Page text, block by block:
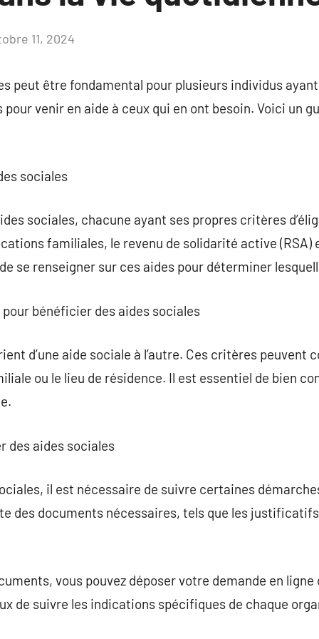
11, 2024
peut être fondamental pour plusieurs individus
venir en aide à ceux qui en ont besoin. Voici un
sociales
sociales, chacune ayant ses propres critères
familiales, le revenu de solidarité active (RSA)
se renseigner sur ces aides pour déterminer
bénéficier des aides sociales
d’une aide sociale à l’autre. Ces critères peuvent
ou le lieu de résidence. Il est essentiel de bien
des aides sociales
il est nécessaire de suivre certaines
des documents nécessaires, tels que les
vous pouvez déposer votre demande en
de suivre les indications spécifiques de chaque